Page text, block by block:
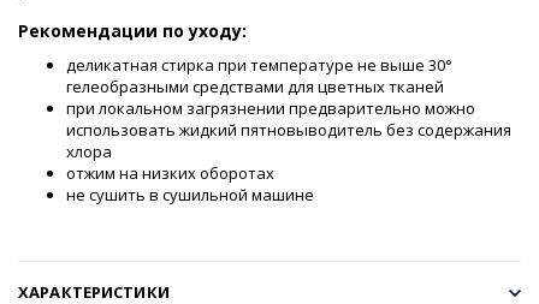
Рекомендации по уходу:
деликатная стирка при температуре не выше 30°
гелеобразными средствами для цветных тканей
при локальном загрязнении предварительно можно
использовать жидкий пятновыводитель без содержания
хлора
отжим на низких оборотах
не сушить в сушильной машине
ХАРАКТЕРИСТИКИ